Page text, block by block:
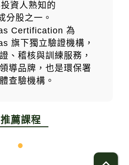
資人熟知的
分股之一。
Certification 為
旗下獨立驗證機構，
、稽核與訓練服務，
導品牌，也是環保署
查驗機構。
推薦課程